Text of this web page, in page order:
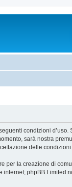
condizioni
sarà nostra
delle condizioni
per la creazione di
internet; phpBB Limited